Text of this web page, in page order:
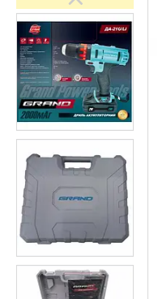
Відгуки
Доставка та оплата
Дропшиппінг